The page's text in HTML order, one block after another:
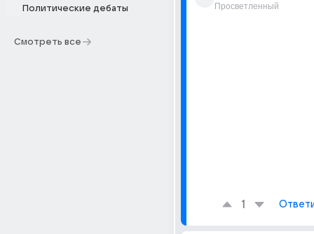
Политические дебаты
Смотреть все
Просветленный
1